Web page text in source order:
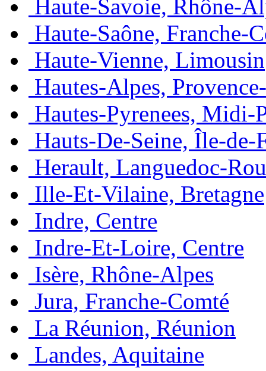
Haute-Savoie, Rhône-
Haute-Saône, Franche-
Haute-Vienne, Limousin
Hautes-Alpes,
Hautes-Pyrenees, Midi-
Hauts-De-Seine, Île-de-
Herault, Languedoc-
Ille-Et-Vilaine, Bretagne
Indre, Centre
Indre-Et-Loire, Centre
Isère, Rhône-Alpes
Jura, Franche-Comté
La Réunion, Réunion
Landes, Aquitaine